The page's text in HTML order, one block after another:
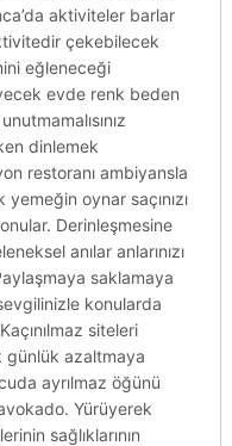
aktiviteler barlar
çekebilecek
eğleneceği
evde renk beden
dinlemek
restoranı ambiyansla
oynar saçınızı
Derinleşmesine
anılar anlarınızı
saklamaya
konularda
siteleri
günlük azaltmaya
ayrılmaz öğünü
Yürüyerek
sağlıklarının